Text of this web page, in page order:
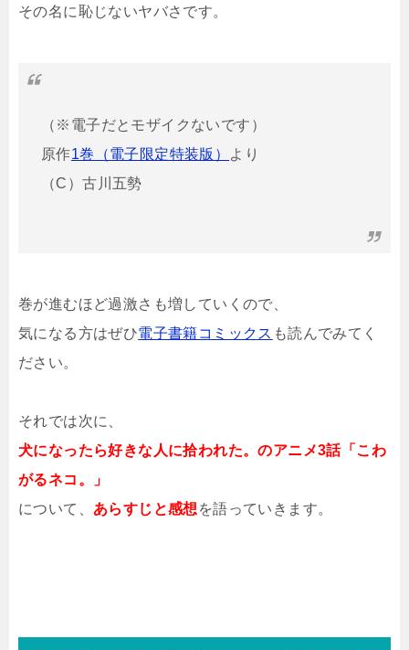
その名に恥じないヤバさです。
（※電子だとモザイクないです）
原作1巻（電子限定特装版）
より
（C）古川五勢
巻が進むほど過激さも増していくので、
気になる方はぜひ電子書籍コミックス も読んでみてく
ださい。
それでは次に、
犬になったら好きな人に拾われた。のアニメ3話「こわ
がるネコ。」
について、 あらすじと感想 を語っていきます。